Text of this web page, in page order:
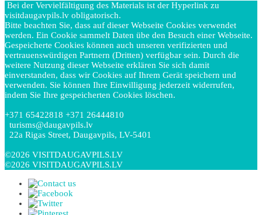
Bei der Vervielfältigung des Materials ist der Hyperlink zu
visitdaugavpils.lv obligatorisch.
Bitte beachten Sie, dass auf dieser Webseite Cookies verwendet
werden. Ein Cookie sammelt Daten übe den Besuch einer Webseite.
Gespeicherte Cookies können auch unseren verifizierten und
vertrauenswürdigen Partnern (Dritten) verfügbar sein. Durch die
weitere Nutzung dieser Webseite erklären Sie sich damit
einverstanden, dass wir Cookies auf Ihrem Gerät speichern und
verwenden. Sie können Ihre Einwilligung jederzeit widerrufen,
indem Sie Ihre gespeicherten Cookies löschen.
+371 65422818 +371 26444810
turisms@daugavpils.lv
22a Rigas Street, Daugavpils, LV-5401
©2026 VISITDAUGAVPILS.LV
©2026 VISITDAUGAVPILS.LV